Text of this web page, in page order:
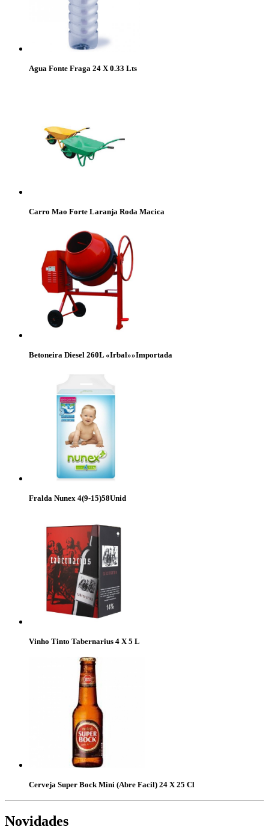
Agua Fonte Fraga 24 X 0.33 Lts
Carro Mao Forte Laranja Roda Macica
Betoneira Diesel 260L «Irbal»»Importada
Fralda Nunex 4(9-15)58Unid
Vinho Tinto Tabernarius 4 X 5 L
Cerveja Super Bock Mini (Abre Facil) 24 X 25 Cl
Novidades